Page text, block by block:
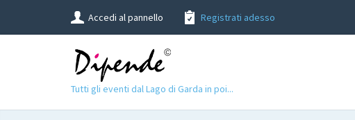
Accedi al pannello Registrati adesso
Tutti gli eventi dal Lago di Garda in poi...